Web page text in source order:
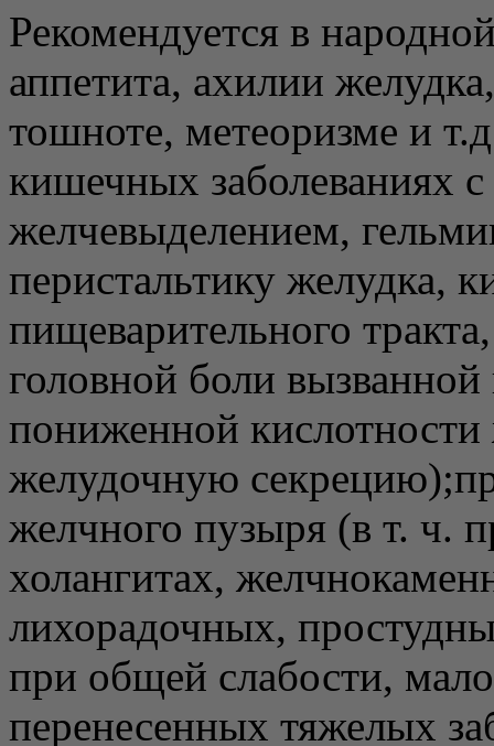
Рекомендуется в
аппетита, ахилии
тошноте, метеоризме и
кишечных заболеваниях
желчевыделением,
перистальтику желудка,
пищеварительного
головной боли
пониженной кислотности
желудочную
желчного пузыря (в т. ч.
холангитах,
лихорадочных,
при общей слабости,
перенесенных тяжелых